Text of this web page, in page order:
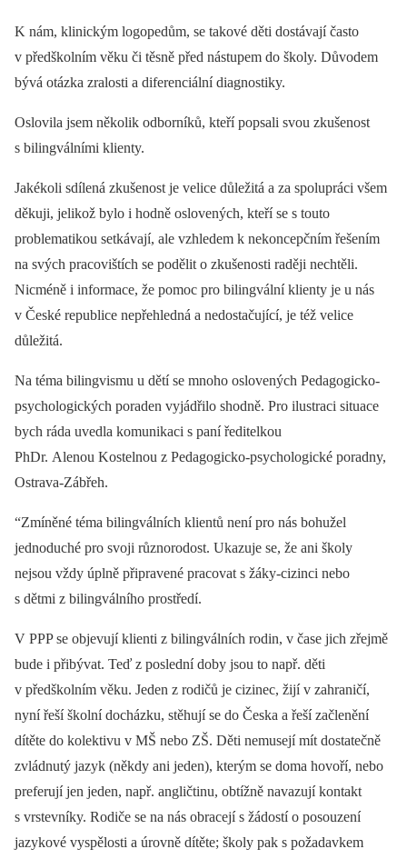
K nám, klinickým logopedům, se takové děti dostávají často
v předškolním věku či těsně před nástupem do školy. Důvodem
bývá otázka zralosti a diferenciální diagnostiky.
Oslovila jsem několik odborníků, kteří popsali svou zkušenost
s bilingválními klienty.
Jakékoli sdílená zkušenost je velice důležitá a za spolupráci všem
děkuji, jelikož bylo i hodně oslovených, kteří se s touto
problematikou setkávají, ale vzhledem k nekoncepčním řešením
na svých pracovištích se podělit o zkušenosti raději nechtěli.
Nicméně i informace, že pomoc pro bilingvální klienty je u nás
v České republice nepřehledná a nedostačující, je též velice
důležitá.
Na téma bilingvismu u dětí se mnoho oslovených Pedagogicko-
psychologických poraden vyjádřilo shodně. Pro ilustraci situace
bych ráda uvedla komunikaci s paní ředitelkou
PhDr. Alenou Kostelnou z Pedagogicko-psychologické poradny,
Ostrava-Zábřeh.
“Zmíněné téma bilingválních klientů není pro nás bohužel
jednoduché pro svoji různorodost. Ukazuje se, že ani školy
nejsou vždy úplně připravené pracovat s žáky-cizinci nebo
s dětmi z bilingválního prostředí.
V PPP se objevují klienti z bilingválních rodin, v čase jich zřejmě
bude i přibývat. Teď z poslední doby jsou to např. děti
v předškolním věku. Jeden z rodičů je cizinec, žijí v zahraničí,
nyní řeší školní docházku, stěhují se do Česka a řeší začlenění
dítěte do kolektivu v MŠ nebo ZŠ. Děti nemusejí mít dostatečně
zvládnutý jazyk (někdy ani jeden), kterým se doma hovoří, nebo
preferují jen jeden, např. angličtinu, obtížně navazují kontakt
s vrstevníky. Rodiče se na nás obracejí s žádostí o posouzení
jazykové vyspělosti a úrovně dítěte; školy pak s požadavkem